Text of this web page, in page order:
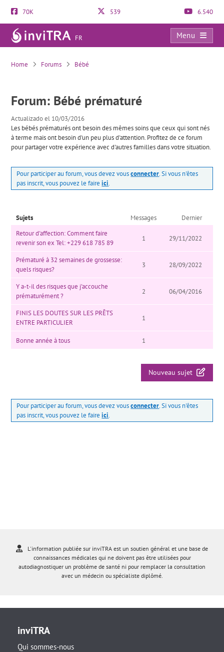
70K 539 6.540
FR
Menu
Bébé prématuré
Home Forums Bébé
Forum: Bébé prématuré
Actualizado el 10/03/2016
Les bébés prématurés ont besoin des mêmes soins que ceux qui sont nés
à terme mais ont besoin d'un peu plus d'attention. Profitez de ce forum
pour partager votre expérience avec d'autres familles dans votre situation.
Pour participer au forum, vous devez vousconnecter. Si vous n'êtes
pas inscrit, vous pouvez le faireici.
Sujets Messages
Dernier
Retour d'affection: Comment faire
revenir son ex Tel: +229 618 785 89
1 29/11/2022
Prématuré à 32 semaines de grossesse:
quels risques?
3 28/09/2022
Y a-t-il des risques que j'accouche
prématurément ?
2 06/04/2016
FINIS LES DOUTES SUR LES PRÊTS
ENTRE PARTICULIER
1
Bonne année à tous 1
Nouveau sujet
Pour participer au forum, vous devez vousconnecter. Si vous n'êtes
pas inscrit, vous pouvez le faireici.
L'information publiée sur inviTRA est un soutien général et une base de
connaissances médicales qui ne doivent pas être utilisées pour
autodiagnostiquer un problème de santé ni pour remplacer la consultation
avec un médecin ou spécialiste diplômé.
inviTRA
Qui sommes-nous